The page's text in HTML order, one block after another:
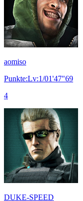
aomiso
Punkte:Lv:1/01'47"69
4
DUKE-SPEED